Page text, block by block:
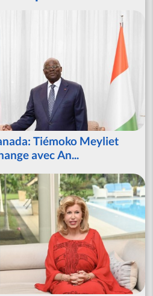
Tiémoko Meyliet
avec An...